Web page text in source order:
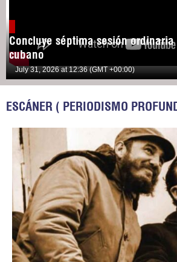
Concluye séptima sesión
cubano
July 31, 2026 at 12:36 (GMT +00:00)
ESCÁNER ( PERIODISMO